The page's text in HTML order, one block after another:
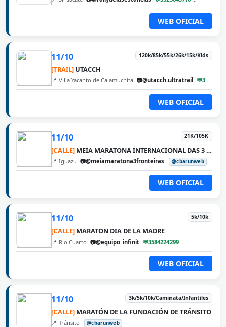
WEB OFICIAL
11/10 120k/85k/55k/26k/15k/Kids
[TRAIL] UTACCH
📍 Villa Yacanto de Calamuchita 📷@utacch.ultratrail 💬3546560222
WEB OFICIAL
11/10 21K/105K
[CALLE] MEIA MARATONA INTERNACIONAL DAS 3 FRONTEIRAS
📍 Iguazu 📷@meiamaratona3fronteiras @cbarunweb
WEB OFICIAL
11/10 5k/10k
[CALLE] MARATON DIA DE LA MADRE
📍 Río Cuarto 📷@equipo_infinit 💬3584224299
WEB OFICIAL
11/10 3k/5k/10k/Caminata/Infantiles
[CALLE] MARATÓN DE LA FUNDACIÓN DE TRÁNSITO
📍 Tránsito @cbarunweb